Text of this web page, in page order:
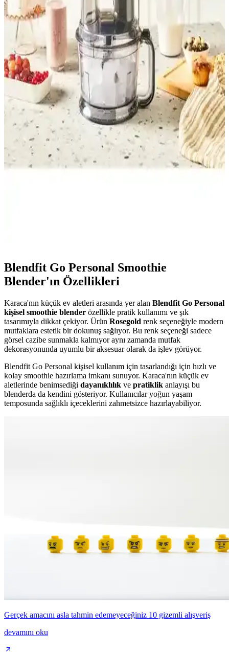
Arzum Shake'n Take Pro ve Vestel Mix & Go blender'ların güç,
kullanım kolaylığı ve performans özellikleri karşılaştırıldı, kullanıcı
yorumlarıyla detaylar sunuldu.
Tefal Perfect Mix Powelix 2 Bıçaklı 3 Fonksiyonlu
1200 Watt Yüksek Hızlı Smoothie Blender
Tefal Perfect Mix Powelix blender, 1200 watt gücü ve 3 fonksiyonu
ile hızlı ve etkili gıda hazırlama imkanı sunar, 2 bıçaklı tasarımıyla
smoothie ve karışımlarınızda üstün performans sağlar.
Bosch Vitapower Serie 2 ve Vestel Mix Go İnox
Blender Karşılaştırması
Bosch Vitapower Serie 2 ve Vestel Mix Go İnox blenderleri güç,
tasarım ve kullanım kolaylığı açısından karşılaştırıyoruz. Hangi
model günlük mutfak ihtiyaçlarınızı daha iyi karşılar? Detaylar
burada.
Blendfit Go Personal Smoothie
Blender'ın Özellikleri
Karaca'nın küçük ev aletleri arasında yer alan Blendfit Go Personal
kişisel smoothie blender özellikle pratik kullanımı ve şık
tasarımıyla dikkat çekiyor. Ürün Rosegold renk seçeneğiyle modern
mutfaklara estetik bir dokunuş sağlıyor. Bu renk seçeneği sadece
görsel cazibe sunmakla kalmıyor aynı zamanda mutfak
dekorasyonunda uyumlu bir aksesuar olarak da işlev görüyor.
Blendfit Go Personal kişisel kullanım için tasarlandığı için hızlı ve
kolay smoothie hazırlama imkanı sunuyor. Karaca'nın küçük ev
aletlerinde benimsediği dayanıklılık ve pratiklik anlayışı bu
blenderda da kendini gösteriyor. Kullanıcılar yoğun yaşam
temposunda sağlıklı içeceklerini zahmetsizce hazırlayabiliyor.
Gerçek amacını asla tahmin edemeyeceğiniz 10 gizemli alışveriş
devamını oku